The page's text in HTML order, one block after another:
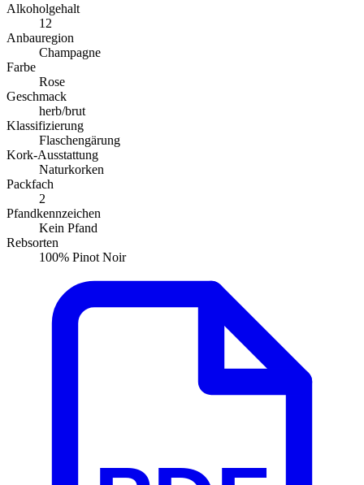
Alkoholgehalt
12
Anbauregion
Champagne
Farbe
Rose
Geschmack
herb/brut
Klassifizierung
Flaschengärung
Kork-Ausstattung
Naturkorken
Packfach
2
Pfandkennzeichen
Kein Pfand
Rebsorten
100% Pinot Noir